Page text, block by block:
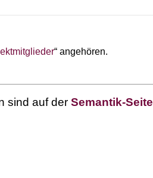
“ angehören.
sind auf der Semantik-Seite